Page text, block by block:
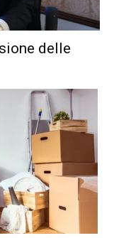
delle